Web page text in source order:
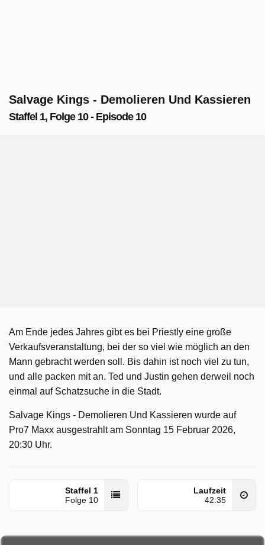
Salvage Kings - Demolieren Und Kassieren
Staffel 1, Folge 10 - Episode 10
Am Ende jedes Jahres gibt es bei Priestly eine große
Verkaufsveranstaltung, bei der so viel wie möglich an den
Mann gebracht werden soll. Bis dahin ist noch viel zu tun,
und alle packen mit an. Ted und Justin gehen derweil noch
einmal auf Schatzsuche in die Stadt.
Salvage Kings - Demolieren Und Kassieren wurde auf
Pro7 Maxx ausgestrahlt am Sonntag 15 Februar 2026,
20:30 Uhr.
Staffel 1
Folge 10
Laufzeit
42:35